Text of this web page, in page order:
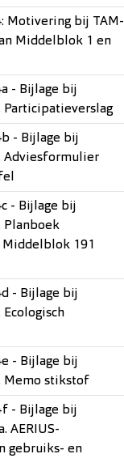
Motivering bij TAM-
Middelblok 1 en
- Bijlage bij
Participatieverslag
- Bijlage bij
Adviesformulier
- Bijlage bij
Planboek
191
- Bijlage bij
- Bijlage bij
Memo stikstof
- Bijlage bij
AERIUS-
gebruiks- en